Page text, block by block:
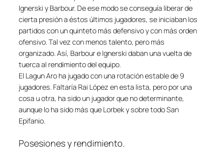
Ignerski y Barbour. De ese modo se conseguía liberar de
cierta presión a éstos últimos jugadores, se iniciaban los
partidos con un quinteto más defensivo y con más orden
ofensivo. Tal vez con menos talento, pero más
organizado. Así, Barbour e Ignerski daban una vuelta de
tuerca al rendimiento del equipo.
El Lagun Aro ha jugado con una rotación estable de 9
jugadores. Faltaría Rai López en esta lista, pero por una
cosa u otra, ha sido un jugador que no determinante,
aunque lo ha sido más que Lorbek y sobre todo San
Epifanio.
Posesiones y rendimiento.